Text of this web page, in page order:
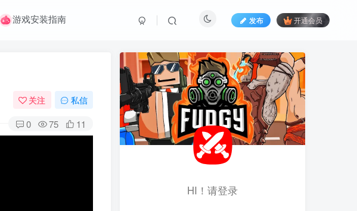
游戏安装指南 发布 开通会员
关注 私信
0 75 11
HI！请登录
HI！请登录